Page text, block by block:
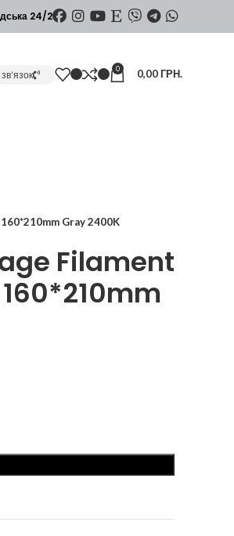
24/2
0 0,00ГРН.
Gray 2400K
Filament
160*210mm